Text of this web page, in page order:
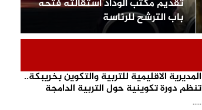
تقديم مكتب الوداد استقالته فتحه
باب الترشح للرئاسة
المديرية الاقليمية للتربية والتكوين بخريبكة..
تنظم دورة تكوينية حول التربية الدامجة
.....